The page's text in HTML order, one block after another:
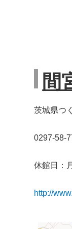
間
茨城県つ
0297-58-
休館日：
http://